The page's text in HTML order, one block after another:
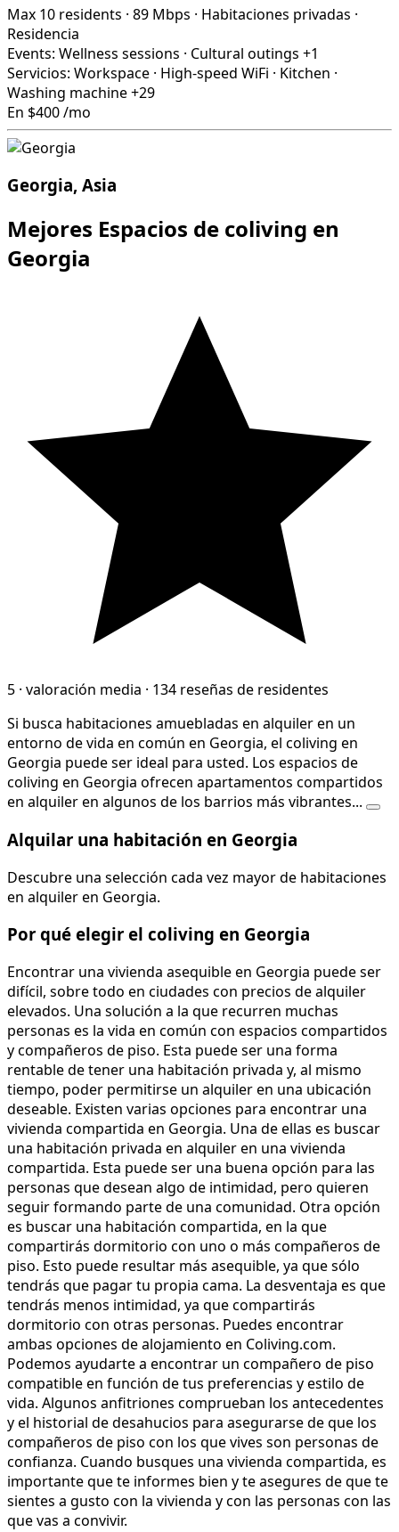
Max 10 residents · 89 Mbps · Habitaciones privadas ·
Residencia
Events: Wellness sessions · Cultural outings +1
Servicios: Workspace · High-speed WiFi · Kitchen ·
Washing machine+29
En $400/mo
Georgia, Asia
Mejores Espacios de coliving en
Georgia
5 · valoración media · 134 reseñas de residentes
Si busca habitaciones amuebladas en alquiler en un
entorno de vida en común en Georgia, el coliving en
Georgia puede ser ideal para usted. Los espacios de
coliving en Georgia ofrecen apartamentos compartidos
en alquiler en algunos de los barrios más vibrantes...
Alquilar una habitación en Georgia
Descubre una selección cada vez mayor de habitaciones
en alquiler en Georgia.
Por qué elegir el coliving en Georgia
Encontrar una vivienda asequible en Georgia puede ser
difícil, sobre todo en ciudades con precios de alquiler
elevados. Una solución a la que recurren muchas
personas es la vida en común con espacios compartidos
y compañeros de piso. Esta puede ser una forma
rentable de tener una habitación privada y, al mismo
tiempo, poder permitirse un alquiler en una ubicación
deseable. Existen varias opciones para encontrar una
vivienda compartida en Georgia. Una de ellas es buscar
una habitación privada en alquiler en una vivienda
compartida. Esta puede ser una buena opción para las
personas que desean algo de intimidad, pero quieren
seguir formando parte de una comunidad. Otra opción
es buscar una habitación compartida, en la que
compartirás dormitorio con uno o más compañeros de
piso. Esto puede resultar más asequible, ya que sólo
tendrás que pagar tu propia cama. La desventaja es que
tendrás menos intimidad, ya que compartirás
dormitorio con otras personas. Puedes encontrar
ambas opciones de alojamiento en Coliving.com.
Podemos ayudarte a encontrar un compañero de piso
compatible en función de tus preferencias y estilo de
vida. Algunos anfitriones comprueban los antecedentes
y el historial de desahucios para asegurarse de que los
compañeros de piso con los que vives son personas de
confianza. Cuando busques una vivienda compartida, es
importante que te informes bien y te asegures de que te
sientes a gusto con la vivienda y con las personas con las
que vas a convivir.